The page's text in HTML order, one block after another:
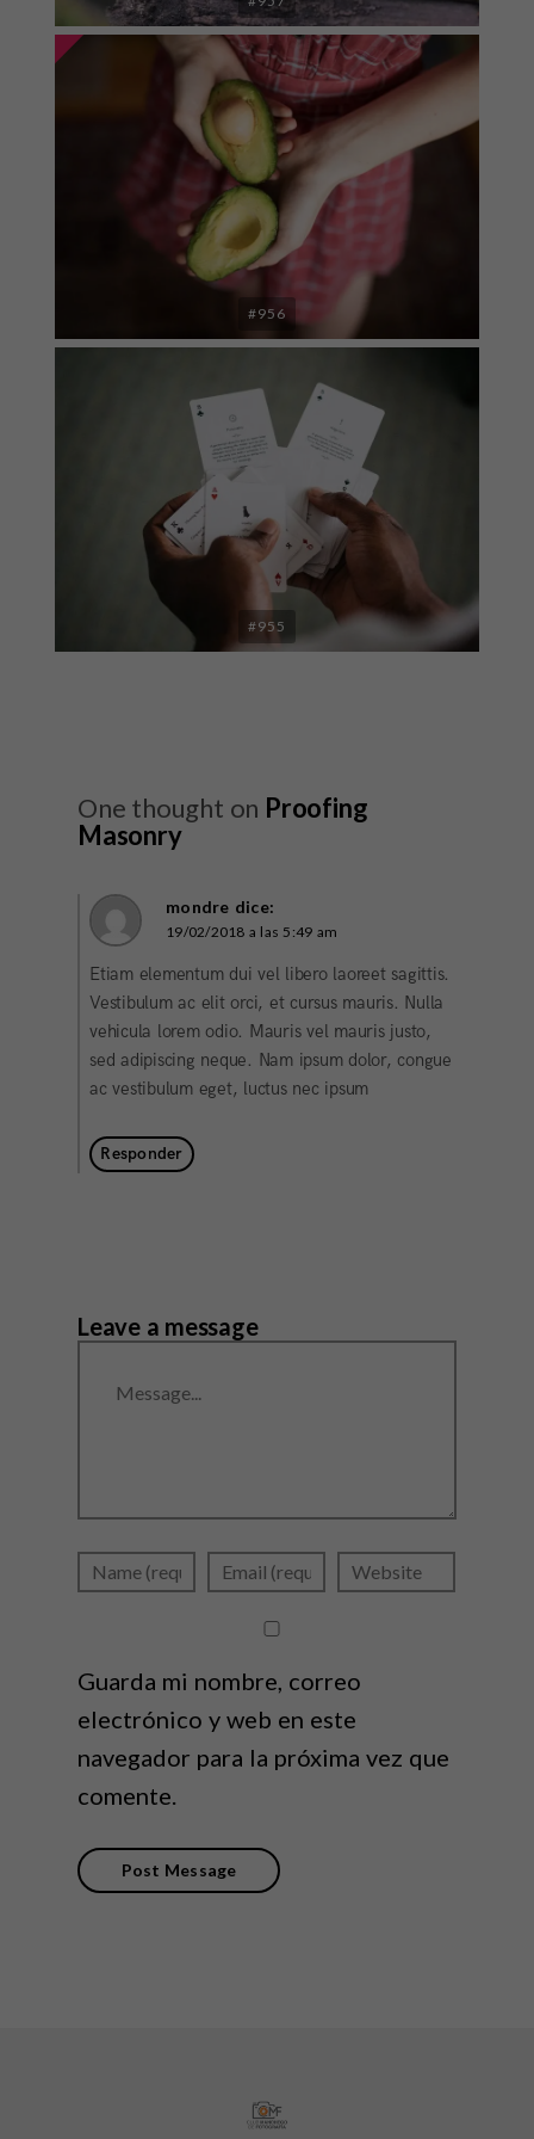
#956
#955
One thought on Proofing
Masonry
mondre dice:
19/02/2018 a las 5:49 am
Etiam elementum dui vel libero laoreet sagittis.
Vestibulum ac elit orci, et cursus mauris. Nulla
vehicula lorem odio. Mauris vel mauris justo,
sed adipiscing neque. Nam ipsum dolor, congue
ac vestibulum eget, luctus nec ipsum
Responder
Leave a message
Guarda mi nombre, correo
electrónico y web en este
navegador para la próxima vez que
comente.